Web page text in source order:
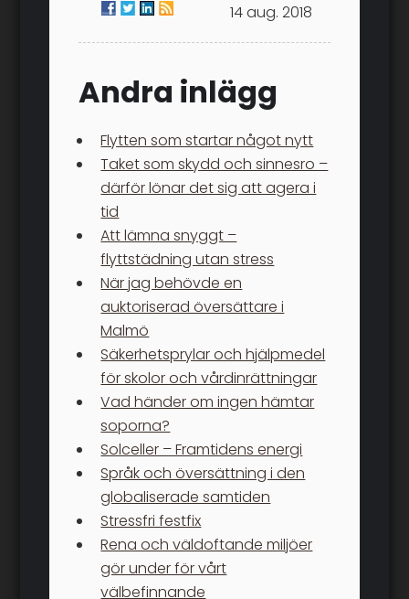
14 aug. 2018
Andra inlägg
Flytten som startar något nytt
Taket som skydd och sinnesro –
därför lönar det sig att agera i
tid
Att lämna snyggt –
flyttstädning utan stress
När jag behövde en
auktoriserad översättare i
Malmö
Säkerhetsprylar och hjälpmedel
för skolor och vårdinrättningar
Vad händer om ingen hämtar
soporna?
Solceller – Framtidens energi
Språk och översättning i den
globaliserade samtiden
Stressfri festfix
Rena och väldoftande miljöer
gör under för vårt
välbefinnande